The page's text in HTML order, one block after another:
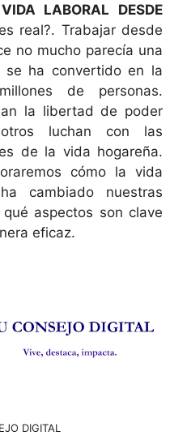
LABORAL DESDE
real?. Trabajar desde
no mucho parecía una
se ha convertido en la
de personas.
la libertad de poder
luchan con las
de la vida hogareña.
cómo la vida
cambiado nuestras
aspectos son clave
eficaz.
DIGITAL